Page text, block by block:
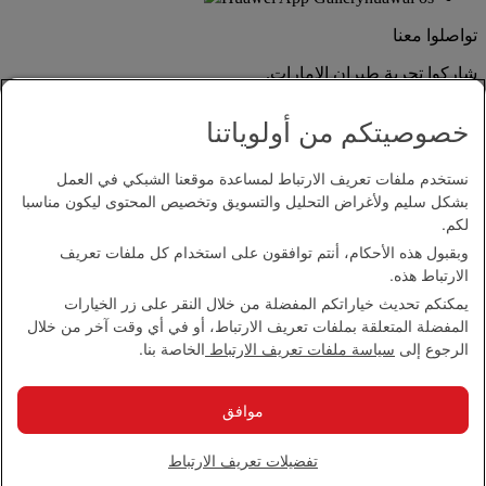
تواصلوا معنا
شاركوا تجربة طيران الإمارات.
بيان إمكانية الدخول
اتصل بنا
سياسة الخصوصية
الشروط والأحكام
سياسة ملفات تعريف الارتباط
بيان الشفافية بموجب قانون مكافحة العبودية الحديثة
خصوصيتكم من أولوياتنا
نستخدم ملفات تعريف الارتباط لمساعدة موقعنا الشبكي في العمل
بشكل سليم ولأغراض التحليل والتسويق وتخصيص المحتوى ليكون مناسبا
لكم.
وبقبول هذه الأحكام، أنتم توافقون على استخدام كل ملفات تعريف
الارتباط هذه.
يمكنكم تحديث خياراتكم المفضلة من خلال النقر على زر الخيارات
المفضلة المتعلقة بملفات تعريف الارتباط، أو في أي وقت آخر من خلال
الرجوع إلى سياسة ملفات تعريف الارتباط الخاصة بنا.
تفضيلات تعريف الارتباط
موافق